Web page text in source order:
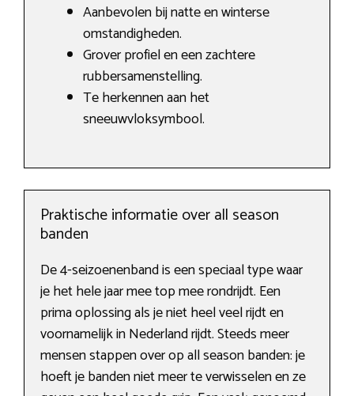
Aanbevolen bij natte en winterse
omstandigheden.
Grover profiel en een zachtere
rubbersamenstelling.
Te herkennen aan het
sneeuwvloksymbool.
Praktische informatie over all season
banden
De 4-seizoenenband is een speciaal type waar
je het hele jaar mee top mee rondrijdt. Een
prima oplossing als je niet heel veel rijdt en
voornamelijk in Nederland rijdt. Steeds meer
mensen stappen over op all season banden: je
hoeft je banden niet meer te verwisselen en ze